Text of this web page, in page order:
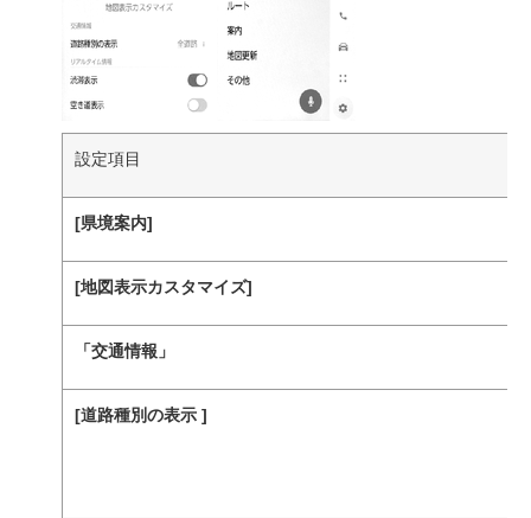
設定項目
[‍県境案内‍]
[‍地図表示カスタマイズ‍]
「‍交通情報‍」
[‍道路種別の表示 ‍]